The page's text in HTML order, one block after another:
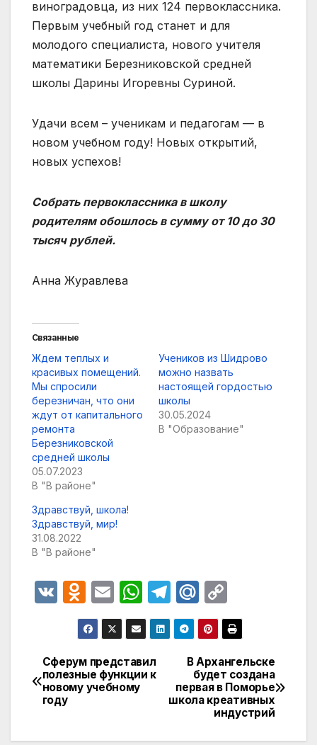
виноградовца, из них 124 первоклассника.
Первым учебный год станет и для
молодого специалиста, нового учителя
математики Березниковской средней
школы Дарины Игоревны Суриной.
Удачи всем – ученикам и педагогам — в
новом учебном году! Новых открытий,
новых успехов!
Собрать первоклассника в школу
родителям обошлось в сумму от 10 до 30
тысяч рублей.
Анна Журавлева
Связанные
Ждем теплых и
красивых помещений.
Мы спросили
березничан, что они
ждут от капитального
ремонта
Березниковской
средней школы
05.07.2023
В "В районе"
Учеников из Шидрово
можно назвать
настоящей гордостью
школы
30.05.2024
В "Образование"
Здравствуй, школа!
Здравствуй, мир!
31.08.2022
В "В районе"
V
O
d
n
o
kl
E
m
ail
W
h
at
s
A
T
el
e
gr
a
m
M
ail
.R
u
o
p
y
Li
n
k
Навигация
по
В Архангельске
будет создана
первая в Поморье
школа креативных
индустрий
Сферум представил
полезные функции к
новому учебному
году